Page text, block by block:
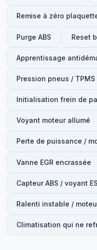
Remise à zéro
Purge ABS Reset
Apprentissage
Pression pneus / TPMS
Initialisation frein de
Voyant moteur allumé
Perte de puissance /
Vanne EGR encrassée
Capteur ABS / voyant
Ralenti instable /
Climatisation qui ne